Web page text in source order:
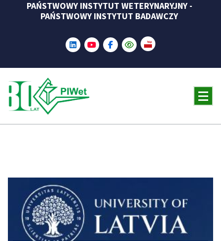
PAŃSTWOWY INSTYTUT WETERYNARYJNY -
PAŃSTWOWY INSTYTUT BADAWCZY